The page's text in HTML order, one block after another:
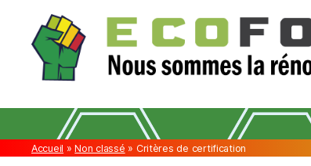
Accueil »Non classé » Critères de certification